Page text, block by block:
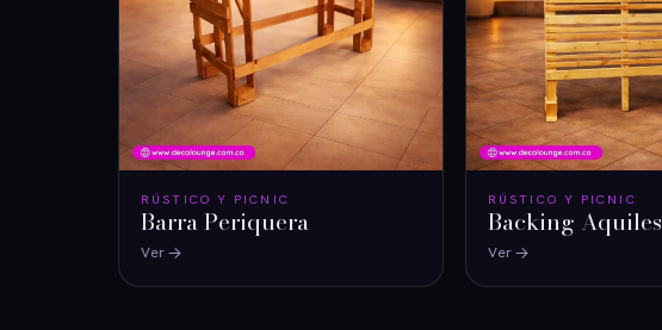
RÚSTICO Y PICNIC
Barra Periquera
Ver
RÚSTICO Y PICNIC
Backing Aquiles
Ver